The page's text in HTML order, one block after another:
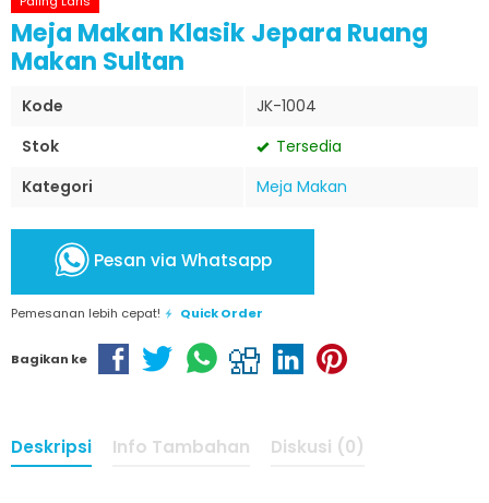
Meja Makan Klasik Jepara Ruang
Makan Sultan
Kode
JK-1004
Stok
Tersedia
Kategori
Meja Makan
Pesan via Whatsapp
Pemesanan lebih cepat! Quick Order
Bagikan ke
Deskripsi Info Tambahan Diskusi (0)